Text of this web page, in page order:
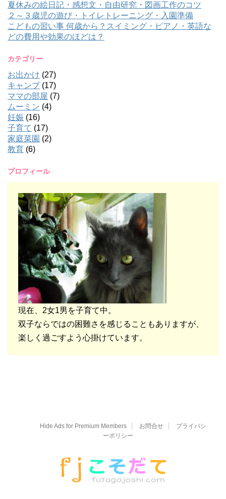
夏休みの絵日記・感想文・自由研究・図画工作のコツ
２～３歳児の遊び・トイレトレーニング・入園準備
こどもの習い事 何歳から？スイミング・ピアノ・英語な
どの費用や効果のほどは？
カテゴリー
お出かけ (27)
キャンプ(17)
ママの部屋 (7)
ムーミン (4)
妊娠 (16)
子育て (17)
家庭菜園 (2)
教育 (6)
プロフィール
現在、2女1男を子育て中。
双子ならではの困難さを感じることもありますが、
楽しく過ごすよう心掛けています。
Hide Ads for Premium Members お問合せ
プライバシ
ーポリシー